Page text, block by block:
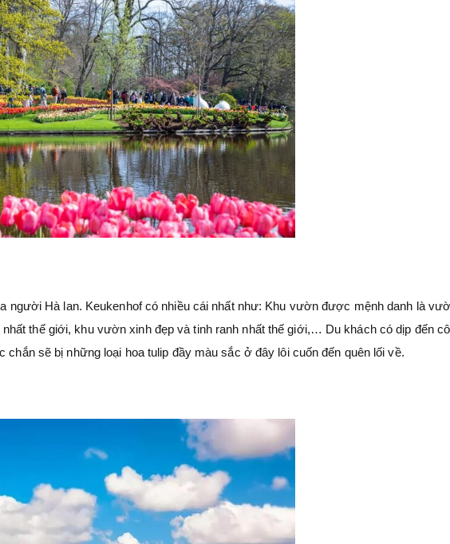
người Hà lan. Keukenhof có nhiều cái nhất như: Khu vườn được mệnh danh là
thế giới, khu vườn xinh đẹp và tinh ranh nhất thế giới,… Du khách có dịp đến
chắn sẽ bị những loại hoa tulip đầy màu sắc ở đây lôi cuốn đến quên lối về.